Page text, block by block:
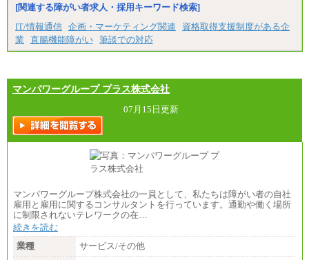
[関連する障がい者求人・採用キーワード検索]
IT/情報通信 企画・マーケティング関連
資格取得支援制度がある企
業
直腸機能障がい 筆談での対応
マンパワーグループ プラス株式会社
07月15日更新
マンパワーグループ株式会社の一員として、私たちは障がい者の自社
雇用と雇用に関するコンサルタントを行っています。通勤や働く場所
に制限されないテレワークの在…
続きを読む
業種
サービス/その他